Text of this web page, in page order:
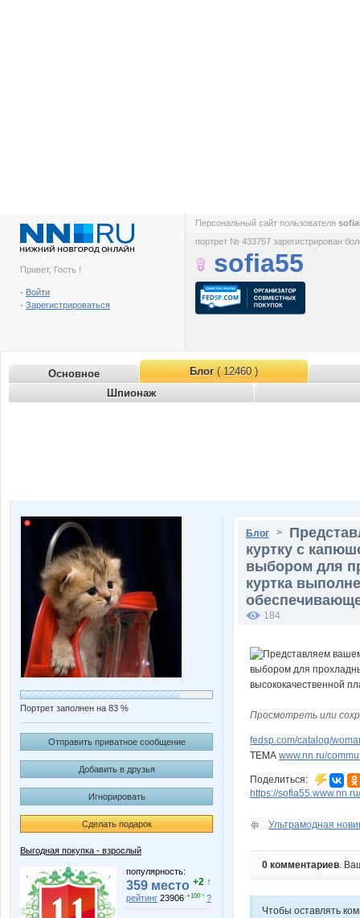
Привет, Гость !
- Войти
- Зарегистрироваться
Персональный сайт пользователя
портрет № 433757 зарегистрирован
sofia55
Основное Блог( 12460 )
Шпионаж
Портрет заполнен на 83 %
Отправить приватное сообщение
Добавить в друзья
Игнорировать
Сделать подарок
Выгодная покупка - взрослый
популярность:
359 место +2 ↑
рейтинг 23906 +100 ↑ ?
Блог >
куртку с
выбором для
куртка
184
Просмотреть или
fedsp.com/catalog/
ТЕМА www.nn.ru/
Поделиться:
https://
Ультрамодная
0 комментариев.
Чтобы оставлять